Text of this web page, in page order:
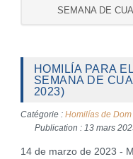
SEMANA DE
HOMILÍA PARA
SEMANA DE
2023)
Catégorie : Homilías de
Publication : 13 mars
14 de marzo de 2023 -